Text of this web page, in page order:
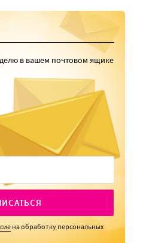
в вашем почтовом ящике
на обработку персональных